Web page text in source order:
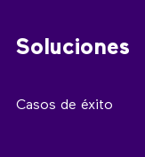
Soluciones
Casos de éxito